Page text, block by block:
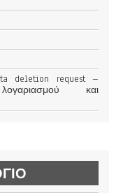
deletion request –
και